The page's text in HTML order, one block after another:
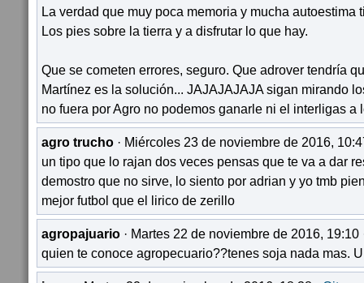
La verdad que muy poca memoria y mucha autoestima
Los pies sobre la tierra y a disfrutar lo que hay.
Que se cometen errores, seguro. Que adrover tendría
Martínez es la solución... JAJAJAJAJA sigan mirando
no fuera por Agro no podemos ganarle ni el interligas a
agro trucho · Miércoles 23 de noviembre de 2016,
un tipo que lo rajan dos veces pensas que te va a dar
demostro que no sirve, lo siento por adrian y yo tmb
mejor futbol que el lirico de zerillo
agropajuario · Martes 22 de noviembre de 2016, 19:10
quien te conoce agropecuario??tenes soja nada mas.